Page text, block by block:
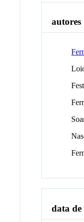
autores
data